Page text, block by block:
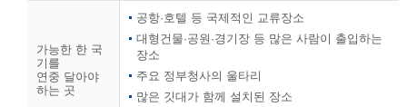
가능한 한 국
기를
연중 달아야
하는 곳
공항·호텔 등 국제적인 교류장소
대형건물·공원·경기장 등 많은 사람이 출입하는
장소
주요 정부청사의 울타리
많은 깃대가 함께 설치된 장소